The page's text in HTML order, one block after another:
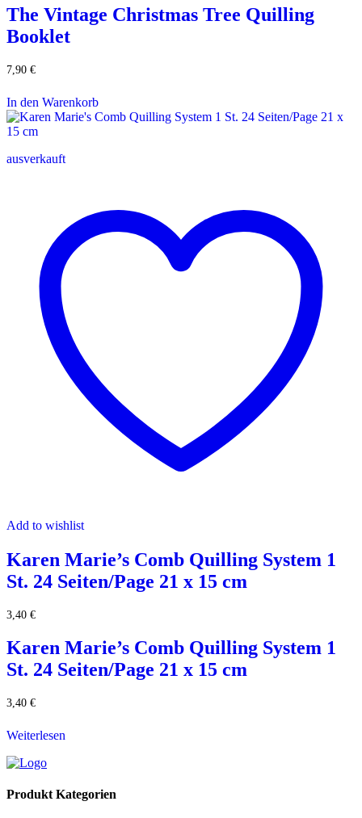
The Vintage Christmas Tree Quilling
Booklet
7,90 €
In den Warenkorb
ausverkauft
Add to wishlist
Karen Marie’s Comb Quilling System 1
St. 24 Seiten/Page 21 x 15 cm
3,40 €
Karen Marie’s Comb Quilling System 1
St. 24 Seiten/Page 21 x 15 cm
3,40 €
Weiterlesen
Produkt Kategorien